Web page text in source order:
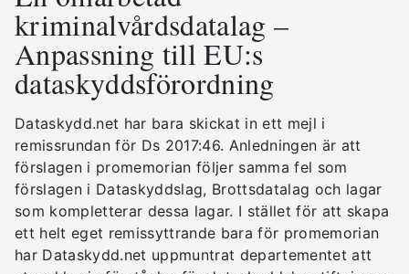
kriminalvårdsdatalag –
Anpassning till EU:s
dataskyddsförordning
Dataskydd.net har bara skickat in ett mejl i
remissrundan för Ds 2017:46. Anledningen är att
förslagen i promemorian följer samma fel som
förslagen i Dataskyddslag, Brottsdatalag och lagar
som kompletterar dessa lagar. I stället för att skapa
ett helt eget remissyttrande bara för promemorian
har Dataskydd.net uppmuntrat departementet att